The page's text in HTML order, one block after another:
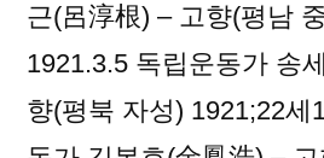
근(呂淳根) – 고향(평남
1921.3.5 독립운동가 송
향(평북 자성) 1921;22세